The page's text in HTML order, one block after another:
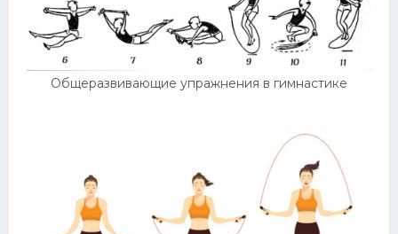
Общеразвивающие упражнения в гимнастике